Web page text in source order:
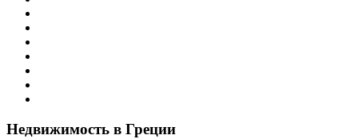
Недвижимость в Греции